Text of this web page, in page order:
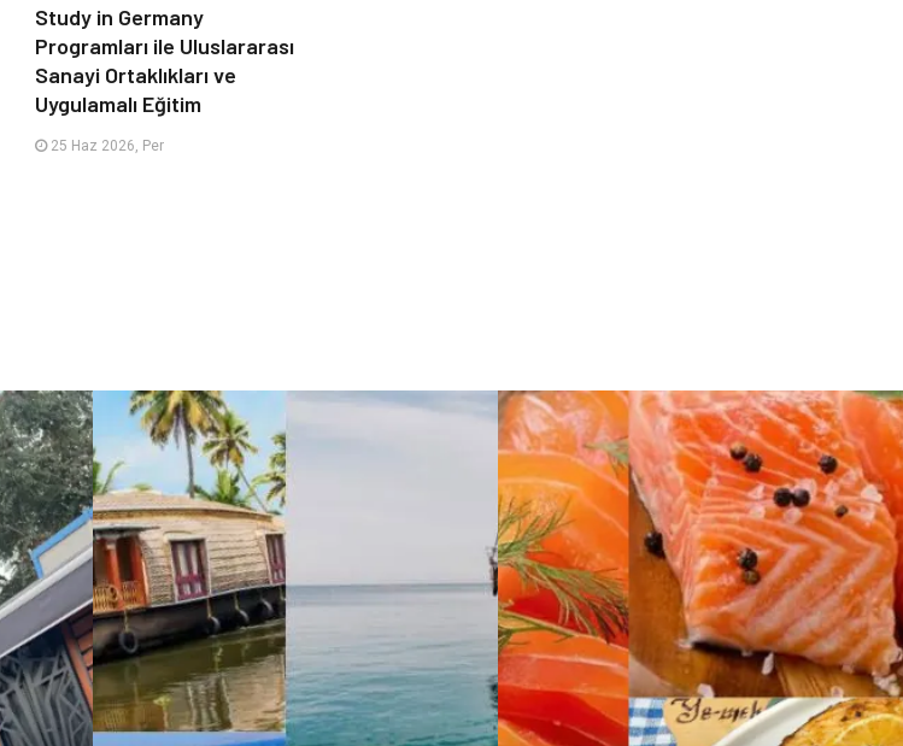
Study in Germany
Programları ile Uluslararası
Sanayi Ortaklıkları ve
Uygulamalı Eğitim
25 Haz 2026, Per